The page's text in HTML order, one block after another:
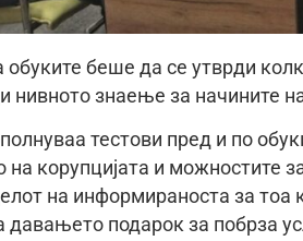
обуките беше да се утврди
нивното знаење за начините
тестови пред и по
корупцијата и можностите
на информираноста за тоа
давањето подарок за побрза